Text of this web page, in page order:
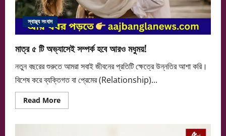
স্বাস্থ্য সংবাদ
মাত্র ৫ টি অভ্যাসেই সম্পর্ক হবে আরও মধুময়!
নতুন বছরের শুরুতে আমরা সবাই জীবনের প্রতিটি ক্ষেত্রে উন্নতির আশা করি।
বিশেষ করে ব্যক্তিগত বা প্রেমের (Relationship)...
Read MoreRead
more